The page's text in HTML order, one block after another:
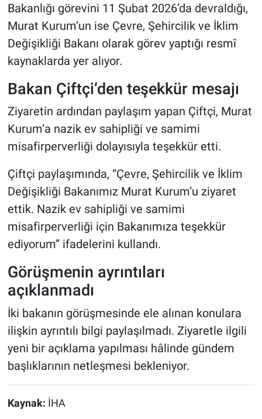
Bakanlığı görevini 11 Şubat 2026’da devraldığı,
Murat Kurum’un ise Çevre, Şehircilik ve İklim
Değişikliği Bakanı olarak görev yaptığı resmî
kaynaklarda yer alıyor.
Bakan Çiftçi’den teşekkür mesajı
Ziyaretin ardından paylaşım yapan Çiftçi, Murat
Kurum’a nazik ev sahipliği ve samimi
misafirperverliği dolayısıyla teşekkür etti.
Çiftçi paylaşımında, “Çevre, Şehircilik ve İklim
Değişikliği Bakanımız Murat Kurum’u ziyaret
ettik. Nazik ev sahipliği ve samimi
misafirperverliği için Bakanımıza teşekkür
ediyorum” ifadelerini kullandı.
Görüşmenin ayrıntıları
açıklanmadı
İki bakanın görüşmesinde ele alınan konulara
ilişkin ayrıntılı bilgi paylaşılmadı. Ziyaretle ilgili
yeni bir açıklama yapılması hâlinde gündem
başlıklarının netleşmesi bekleniyor.
Kaynak: İHA